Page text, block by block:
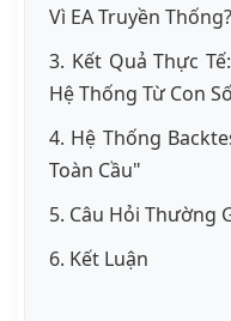
Vì EA Truyền Thống?
3. Kết Quả Thực
Hệ Thống Từ Con
4. Hệ Thống
Toàn Cầu"
5. Câu Hỏi Thường
6. Kết Luận